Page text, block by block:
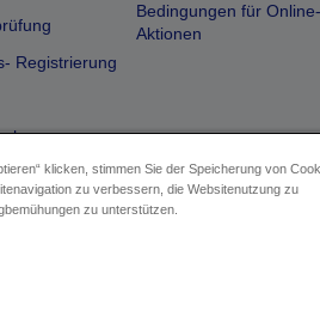
Registrierung
Bedingungen für Online-
Aktionen
klicken, stimmen Sie der Speicherung von
zu verbessern, die Websitenutzung zu
zu unterstützen.